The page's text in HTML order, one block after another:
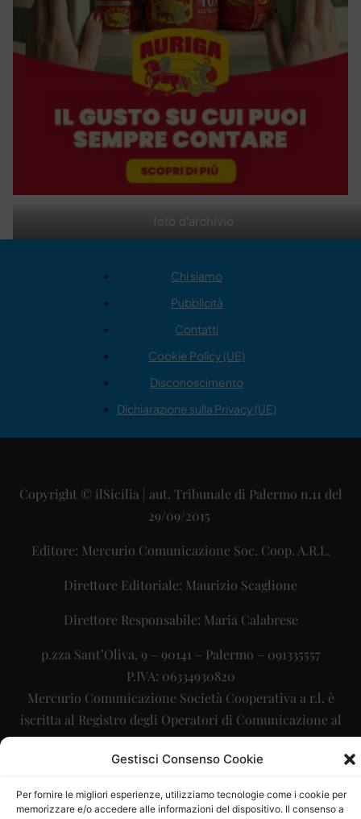
Gestisci Consenso Cookie
Per fornire le migliori esperienze, utilizziamo tecnologie come i cookie per
memorizzare e/o accedere alle informazioni del dispositivo. Il consenso a
foto d'archivio
Chi siamo
Pubblicità
Contatti
Cookie Policy (UE)
Disconoscimento
Dichiarazione sulla Privacy (UE)
Copyright © ilSicilia | aut. Tribunale di Palermo n.11 del
29/09/2015
Editore: Mercurio Comunicazione Soc. Coop. A.R.L.
Direttore Editoriale: Maurizio Scaglione
Direttore Responsabile: Maria Calabrese
p.zza Sant’Oliva, 9 – 90141 – Palermo – 091335557
P.IVA: 06334930820
Mercurio Comunicazione Società Cooperativa a r.l. è
iscritta al Registro degli Operatori di Comunicazione al
numero 26988